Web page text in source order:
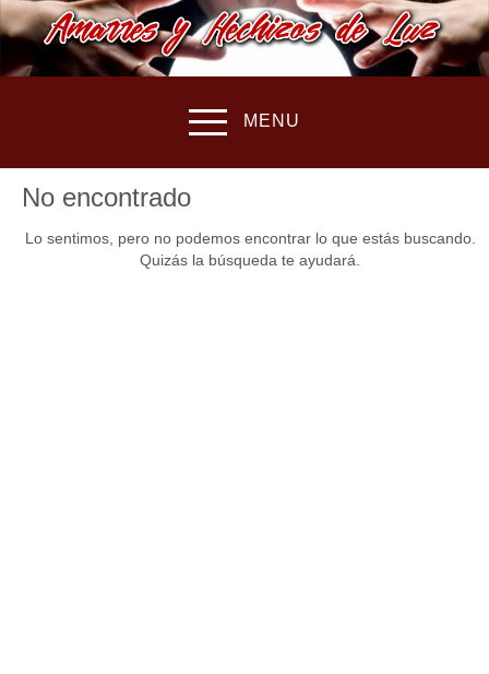
MENU
No encontrado
Lo sentimos, pero no podemos encontrar lo que estás buscando.
Quizás la búsqueda te ayudará.